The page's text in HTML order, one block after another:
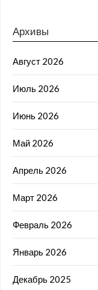
Архивы
Август 2026
Июль 2026
Июнь 2026
Май 2026
Апрель 2026
Март 2026
Февраль 2026
Январь 2026
Декабрь 2025